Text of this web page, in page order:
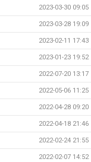
2023-03-30 09:05
2023-03-28 19:09
2023-02-11 17:43
2023-01-23 19:52
2022-07-20 13:17
2022-05-06 11:25
2022-04-28 09:20
2022-04-18 21:46
2022-02-24 21:55
2022-02-07 14:52